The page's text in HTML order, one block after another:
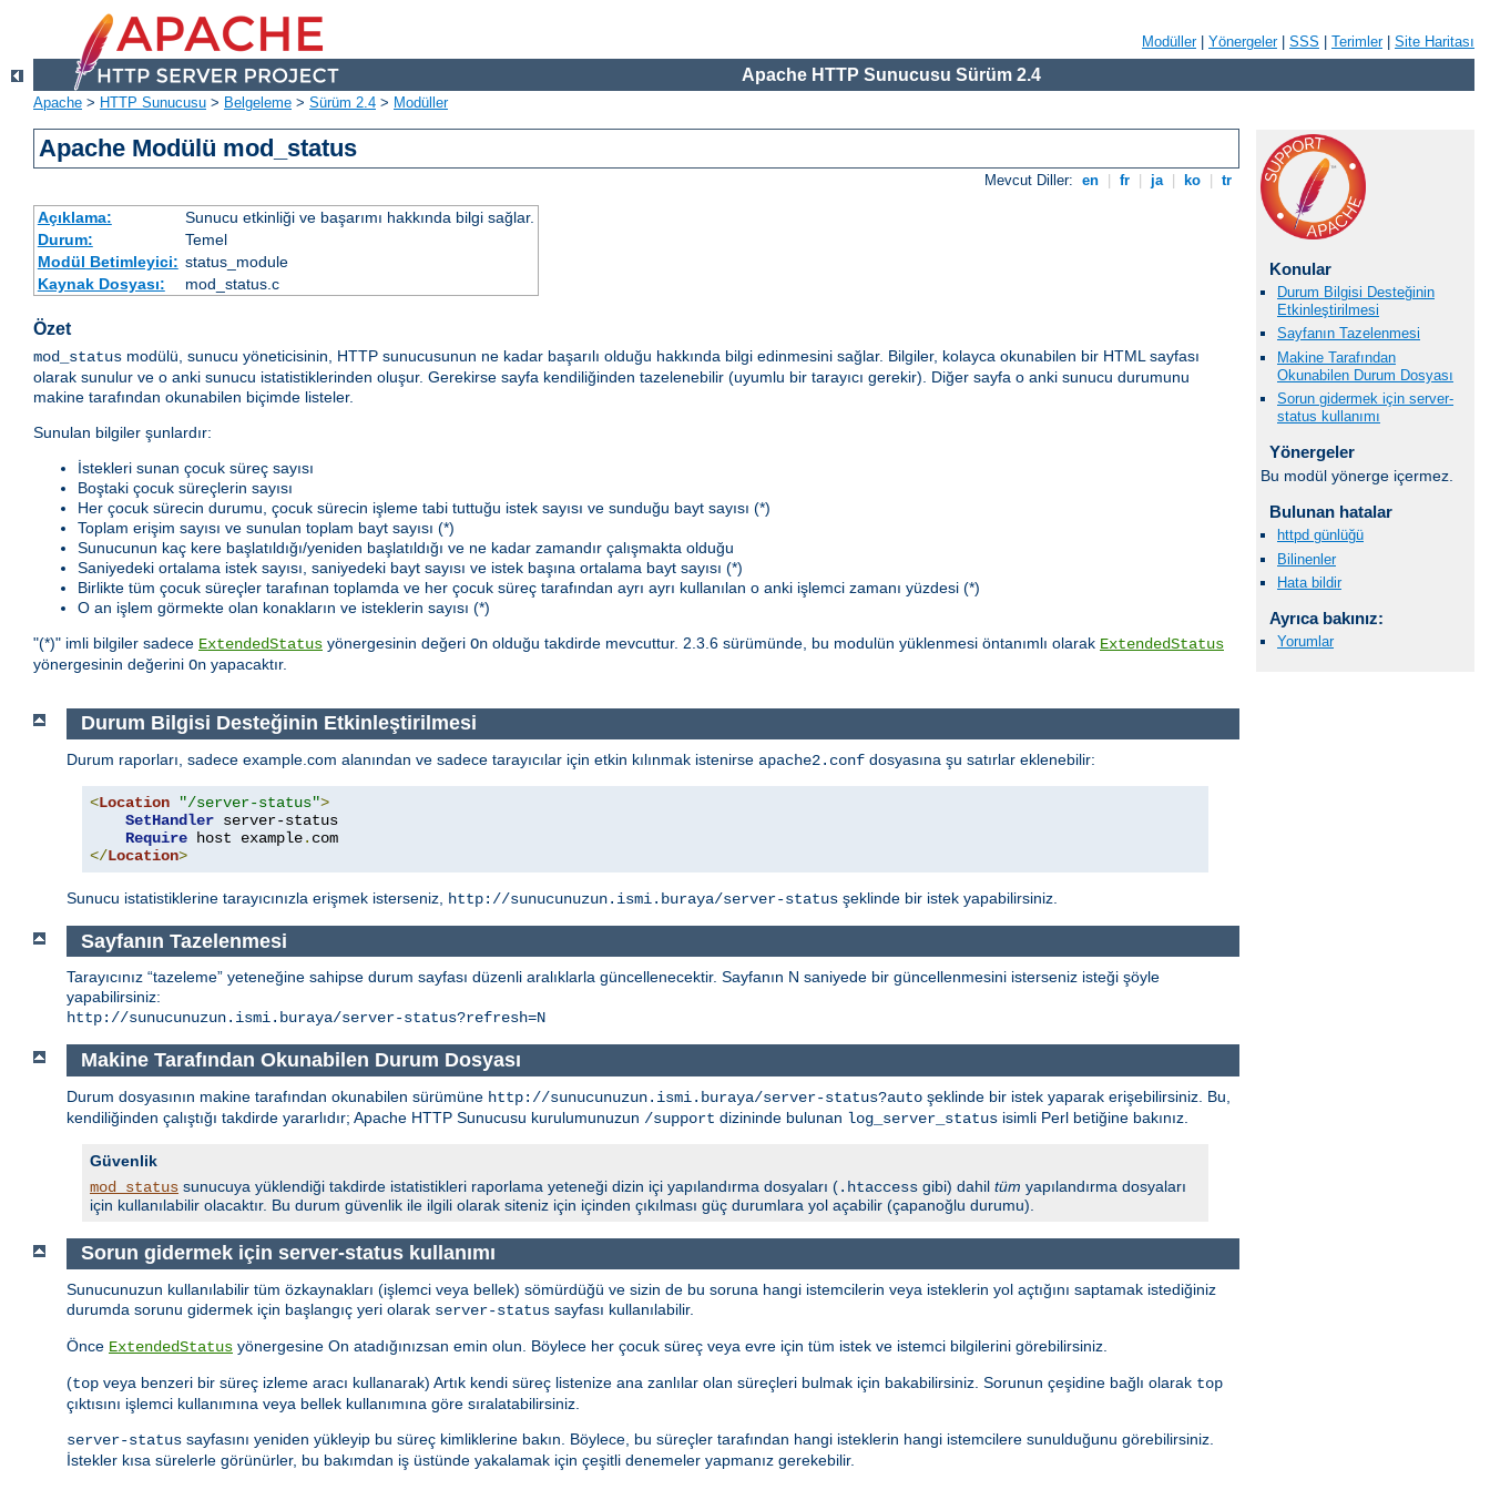
Modüller| Yönergeler| SSS Terimler| Site Haritası
Apache HTTP Sunucusu Sürüm 2.4
Apache > HTTP Sunucusu > Belgeleme > Sürüm 2.4 > Modüller
Apache Modülü mod_status
Mevcut Diller: en fr ja ko tr
Açıklama:
Sunucu etkinliği ve başarımı hakkında bilgi sağlar.
Durum:
Temel
Modül Betimleyici: status_module
Kaynak Dosyası:
mod_status.c
Özet
mod_status modülü, sunucu yöneticisinin, HTTP sunucusunun ne kadar başarılı olduğu hakkında bilgi edinmesini sağlar. Bilgiler, kolayca okunabilen bir HTML sayfası
olarak sunulur ve o anki sunucu istatistiklerinden oluşur. Gerekirse sayfa kendiliğinden tazelenebilir (uyumlu bir tarayıcı gerekir). Diğer sayfa o anki sunucu durumunu
makine tarafından okunabilen biçimde listeler.
Sunulan bilgiler şunlardır:
İstekleri sunan çocuk süreç sayısı
Boştaki çocuk süreçlerin sayısı
Her çocuk sürecin durumu, çocuk sürecin işleme tabi tuttuğu istek sayısı ve sunduğu bayt sayısı (*)
Toplam erişim sayısı ve sunulan toplam bayt sayısı (*)
Sunucunun kaç kere başlatıldığı/yeniden başlatıldığı ve ne kadar zamandır çalışmakta olduğu
Saniyedeki ortalama istek sayısı, saniyedeki bayt sayısı ve istek başına ortalama bayt sayısı (*)
Birlikte tüm çocuk süreçler tarafınan toplamda ve her çocuk süreç tarafından ayrı ayrı kullanılan o anki işlemci zamanı yüzdesi (*)
O an işlem görmekte olan konakların ve isteklerin sayısı (*)
"(*)" imli bilgiler sadece ExtendedStatus yönergesinin değeri On olduğu takdirde mevcuttur. 2.3.6 sürümünde, bu modulün yüklenmesi öntanımlı olarak ExtendedStatus
yönergesinin değerini On yapacaktır.
Konular
Durum Bilgisi Desteğinin
Etkinleştirilmesi
Sayfanın Tazelenmesi
Makine Tarafından
Okunabilen Durum Dosyası
Sorun gidermek için server-
status kullanımı
Yönergeler
Bu modül yönerge içermez.
Bulunan hatalar
httpd günlüğü
Bilinenler
Hata bildir
Ayrıca bakınız:
Yorumlar
Durum Bilgisi Desteğinin Etkinleştirilmesi
Durum raporları, sadece example.com alanından ve sadece tarayıcılar için etkin kılınmak istenirse apache2.conf dosyasına şu satırlar eklenebilir:
<Location "/server-status">
SetHandler server-status
Require host example.
</Location>
Sunucu istatistiklerine tarayıcınızla erişmek isterseniz, http://sunucunuzun.ismi.buraya/server-status şeklinde bir istek yapabilirsiniz.
Sayfanın Tazelenmesi
Tarayıcınız “tazeleme” yeteneğine sahipse durum sayfası düzenli aralıklarla güncellenecektir. Sayfanın N saniyede bir güncellenmesini isterseniz isteği şöyle
yapabilirsiniz:
http://sunucunuzun.ismi.buraya/server-status?refresh=N
Makine Tarafından Okunabilen Durum Dosyası
Durum dosyasının makine tarafından okunabilen sürümüne http://sunucunuzun.ismi.buraya/server-status?auto şeklinde bir istek yaparak erişebilirsiniz. Bu,
kendiliğinden çalıştığı takdirde yararlıdır; Apache HTTP Sunucusu kurulumunuzun /support dizininde bulunan log_server_status isimli Perl betiğine bakınız.
Güvenlik
mod_status sunucuya yüklendiği takdirde istatistikleri raporlama yeteneği dizin içi yapılandırma dosyaları (.htaccess gibi) dahil tüm yapılandırma dosyaları
için kullanılabilir olacaktır. Bu durum güvenlik ile ilgili olarak siteniz için içinden çıkılması güç durumlara yol açabilir (çapanoğlu durumu).
Sorun gidermek için server-status kullanımı
Sunucunuzun kullanılabilir tüm özkaynakları (işlemci veya bellek) sömürdüğü ve sizin de bu soruna hangi istemcilerin veya isteklerin yol açtığını saptamak istediğiniz
durumda sorunu gidermek için başlangıç yeri olarak server-status sayfası kullanılabilir.
Önce ExtendedStatus yönergesine On atadığınızsan emin olun. Böylece her çocuk süreç veya evre için tüm istek ve istemci bilgilerini görebilirsiniz.
(top veya benzeri bir süreç izleme aracı kullanarak) Artık kendi süreç listenize ana zanlılar olan süreçleri bulmak için bakabilirsiniz. Sorunun çeşidine bağlı olarak top
çıktısını işlemci kullanımına veya bellek kullanımına göre sıralatabilirsiniz.
server-status sayfasını yeniden yükleyip bu süreç kimliklerine bakın. Böylece, bu süreçler tarafından hangi isteklerin hangi istemcilere sunulduğunu görebilirsiniz.
İstekler kısa sürelerle görünürler, bu bakımdan iş üstünde yakalamak için çeşitli denemeler yapmanız gerekebilir.